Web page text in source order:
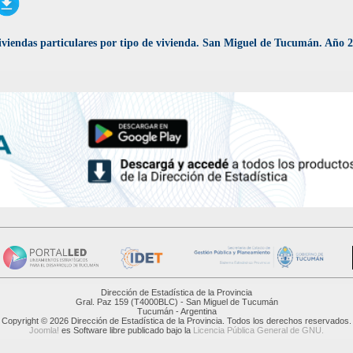
particulares por tipo de vivienda. San Miguel de Tucumán. Año
Dirección de Estadística de la Provincia
Gral. Paz 159 (T4000BLC) - San Miguel de Tucumán
Tucumán - Argentina
Copyright © 2026 Dirección de Estadística de la Provincia. Todos los derechos reservados.
Joomla! es Software libre publicado bajo la Licencia Pública General de GNU.